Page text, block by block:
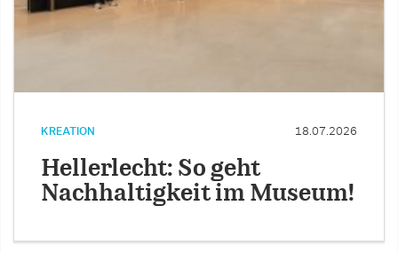
KREATION 18.07.2026
Hellerlecht: So geht
Nachhaltigkeit im Museum!